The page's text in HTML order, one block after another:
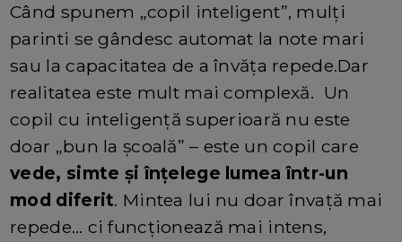
Când spunem „copil inteligent”, mulți
parinti se gândesc automat la note mari
sau la capacitatea de a învăța repede.Dar
realitatea este mult mai complexă. Un
copil cu inteligență superioară nu este
doar „bun la școală” – este un copil care
vede, simte și înțelege lumea într-un
mod diferit. Mintea lui nu doar învață mai
repede… ci funcționează mai intens,